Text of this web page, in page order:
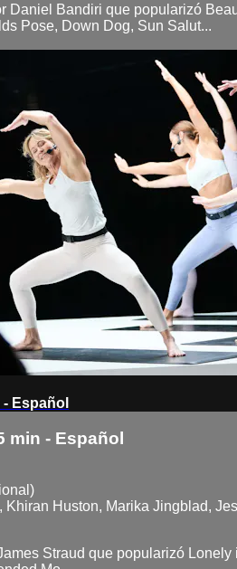
Daniel Bandiri que popularizó
Pose, Down Dog, Sun Salut...
Español
min - Español
Khiran Huston, Marika Jingblad,
Straud que popularizó Lonely